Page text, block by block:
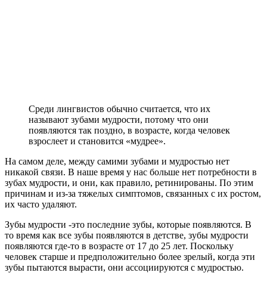
Среди лингвистов обычно считается, что их
называют зубами мудрости, потому что они
появляются так поздно, в возрасте, когда человек
взрослеет и становится «мудрее».
На самом деле, между самими зубами и мудростью нет
никакой связи. В наше время у нас больше нет потребности в
зубах мудрости, и они, как правило, ретинированы. По этим
причинам и из-за тяжелых симптомов, связанных с их ростом,
их часто удаляют.
Зубы мудрости -это последние зубы, которые появляются. В
то время как все зубы появляются в детстве, зубы мудрости
появляются где-то в возрасте от 17 до 25 лет. Поскольку
человек старше и предположительно более зрелый, когда эти
зубы пытаются вырасти, они ассоциируются с мудростью.